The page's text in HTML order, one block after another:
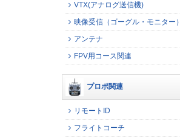
VTX(アナログ送信機)
映像受信（ゴーグル・モニター）
アンテナ
FPV用コース関連
プロポ関連
リモートID
フライトコーチ